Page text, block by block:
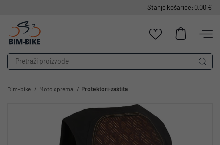
Stanje košarice: 0,00 €
Bim-bike Moto oprema Protektori-zaštita